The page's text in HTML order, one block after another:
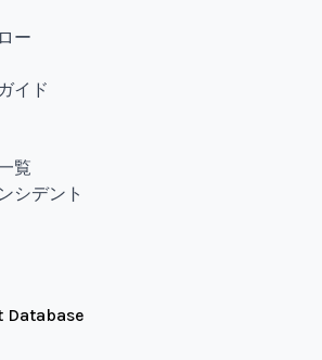
ー
イド
覧
シデント
Database